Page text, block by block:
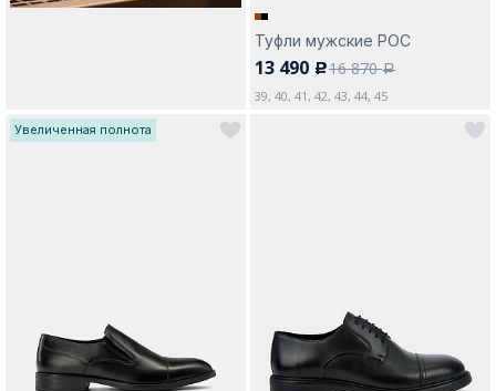
Туфли мужские РОС
13 490 c16 870a
39, 40, 41, 42, 43, 44, 45
Увеличенная полнота